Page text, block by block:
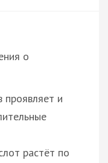
о
проявляет и
растёт по